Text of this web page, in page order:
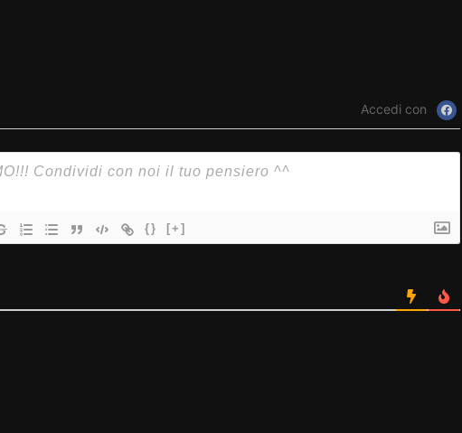
Accedi con
{} [+]